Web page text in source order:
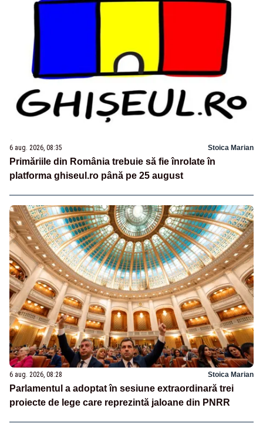
6 aug. 2026, 08:35 Stoica Marian
Primăriile din România trebuie să fie înrolate în
platforma ghiseul.ro până pe 25 august
6 aug. 2026, 08:28 Stoica Marian
Parlamentul a adoptat în sesiune extraordinară trei
proiecte de lege care reprezintă jaloane din PNRR